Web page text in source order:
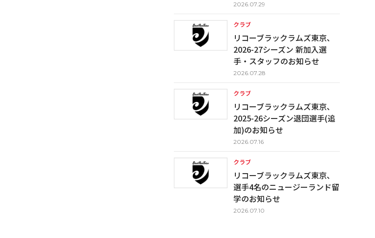
2026.07.29
クラブ
リコーブラックラムズ東京、
2026-27シーズン 新加入選
手・スタッフのお知らせ
2026.07.28
クラブ
リコーブラックラムズ東京、
2025-26シーズン退団選手(追
加)のお知らせ
2026.07.16
クラブ
リコーブラックラムズ東京、
選手4名のニュージーランド留
学のお知らせ
2026.07.10